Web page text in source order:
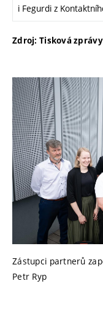
i Fegurdi z
Zdroj: Tisková
Zástupci partnerů
Petr Ryp